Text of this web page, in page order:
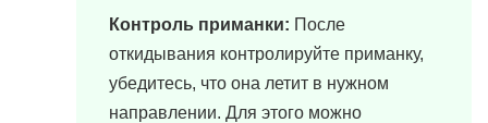
Контроль приманки: После
откидывания контролируйте приманку,
убедитесь, что она летит в нужном
направлении. Для этого можно